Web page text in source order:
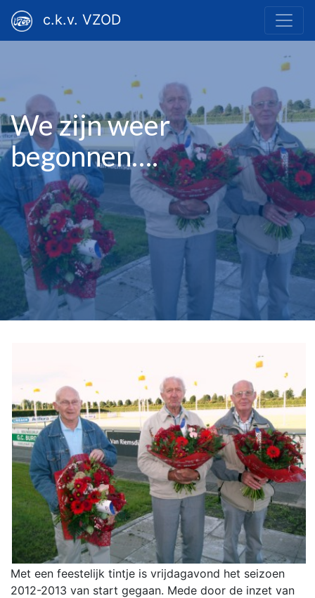
c.k.v. VZOD
We zijn weer
begonnen….
Met een feestelijk tintje is vrijdagavond het seizoen
2012-2013 van start gegaan. Mede door de inzet van